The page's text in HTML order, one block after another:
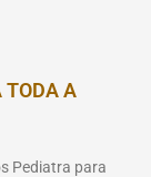
TODA A
Pediatra para